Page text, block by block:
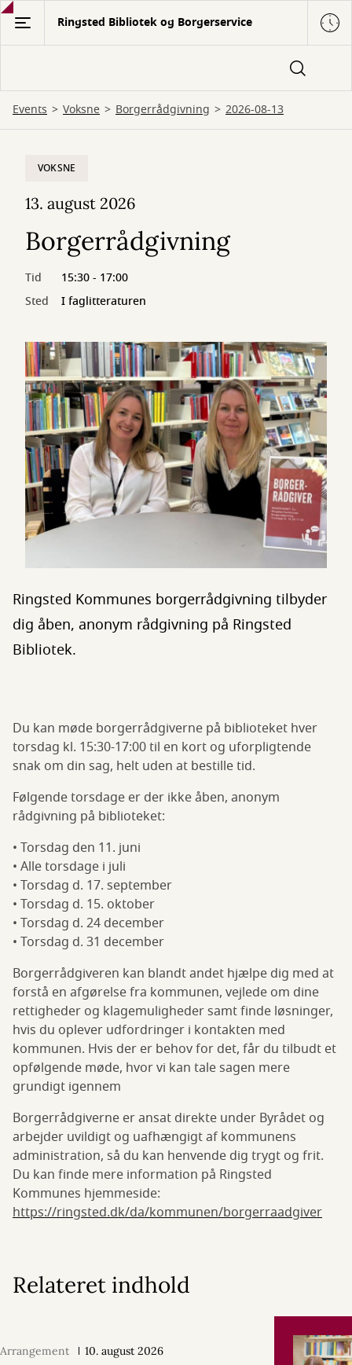
Gå
hovedindhold
Ringsted Bibliotek og Borgerservice
Events Voksne Borgerrådgivning 2026-08-13
VOKSNE
13. august 2026
Borgerrådgivning
Tid
15:30 - 17:00
Sted
I faglitteraturen
Ringsted Kommunes borgerrådgivning tilbyder
dig åben, anonym rådgivning på Ringsted
Bibliotek.
Du kan møde borgerrådgiverne på biblioteket hver
torsdag kl. 15:30-17:00 til en kort og uforpligtende
snak om din sag, helt uden at bestille tid.
Følgende torsdage er der ikke åben, anonym
rådgivning på biblioteket:
• Torsdag den 11. juni
• Alle torsdage i juli
• Torsdag d. 17. september
• Torsdag d. 15. oktober
• Torsdag d. 24 december
• Torsdag d. 31 december
Borgerrådgiveren kan blandt andet hjælpe dig med at
forstå en afgørelse fra kommunen, vejlede om dine
rettigheder og klagemuligheder samt finde løsninger,
hvis du oplever udfordringer i kontakten med
kommunen. Hvis der er behov for det, får du tilbudt et
opfølgende møde, hvor vi kan tale sagen mere
grundigt igennem
Borgerrådgiverne er ansat direkte under Byrådet og
arbejder uvildigt og uafhængigt af kommunens
administration, så du kan henvende dig trygt og frit.
Du kan finde mere information på Ringsted
Kommunes hjemmeside:
https://ringsted.dk/da/kommunen/borgerraadgiver
Relateret indhold
Arrangement 10. august 2026